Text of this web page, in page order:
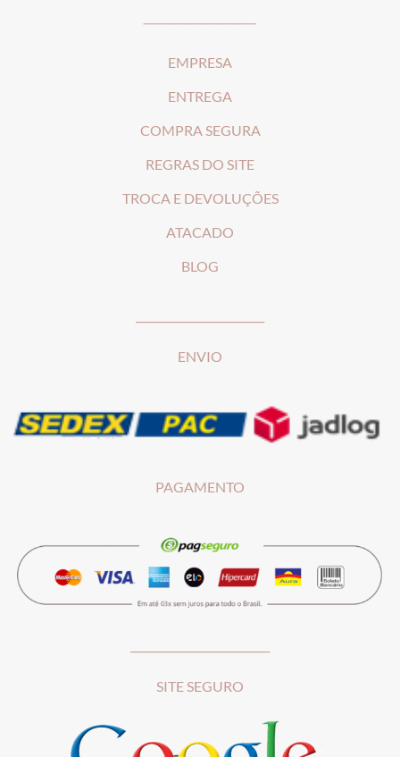
EMPRESA
ENTREGA
COMPRA SEGURA
REGRAS DO SITE
TROCA E DEVOLUÇÕES
ATACADO
BLOG
ENVIO
PAGAMENTO
SITE SEGURO